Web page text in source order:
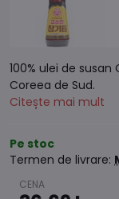
100% ulei de
Coreea de Sud.
Citește mai mult
Pe stoc
Termen de livrare: